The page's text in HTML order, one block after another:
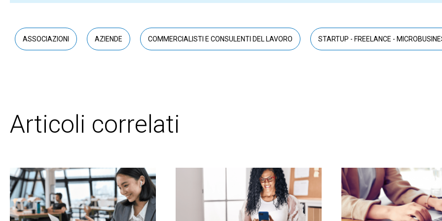
ASSOCIAZIONI AZIENDE COMMERCIALISTI E CONSULENTI DEL LAVORO STARTUP - FREELANCE -
Articoli correlati